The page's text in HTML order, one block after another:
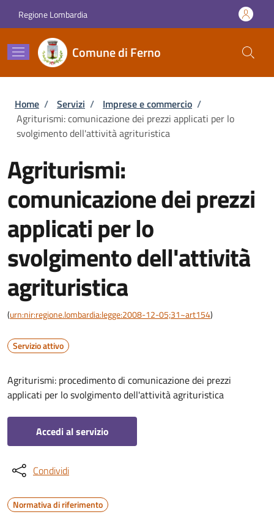
Regione Lombardia
Comune di Ferno
Briciole di pane
Home / Servizi / Imprese e commercio /
Agriturismi: comunicazione dei prezzi applicati per lo
svolgimento dell'attività agrituristica
Agriturismi:
comunicazione dei prezzi
applicati per lo
svolgimento dell'attività
agrituristica
(urn:nir:regione.lombardia:legge:2008-12-05;31~art154)
Servizio attivo
Agriturismi: procedimento di comunicazione dei prezzi
applicati per lo svolgimento dell'attività agrituristica
Accedi al servizio
Condividi
Normativa di riferimento